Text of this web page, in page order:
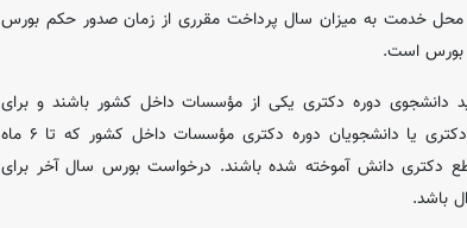
خدمت به میزان سال پرداخت مقرری از زمان صدور حکم بورس
بورس است.
دانشجوی دوره دکتری یکی از مؤسسات داخل کشور باشند و برای
بورس پسادکتری دانشجوی دوره پسادکتری یا دانشجویان دوره دکتری مؤسسات داخل کشور که تا ۶ ماه
دانش آموخته شده باشند. درخواست بورس سال آخر برای
باشد.